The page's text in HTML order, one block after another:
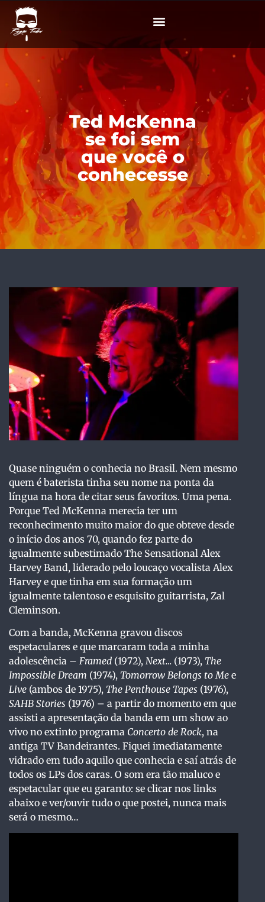
Ted McKenna
se foi sem
que você o
conhecesse
Quase ninguém o conhecia no Brasil. Nem mesmo
quem é baterista tinha seu nome na ponta da
língua na hora de citar seus favoritos. Uma pena.
Porque Ted McKenna merecia ter um
reconhecimento muito maior do que obteve desde
o início dos anos 70, quando fez parte do
igualmente subestimado The Sensational Alex
Harvey Band, liderado pelo loucaço vocalista Alex
Harvey e que tinha em sua formação um
igualmente talentoso e esquisito guitarrista, Zal
Cleminson.
Com a banda, McKenna gravou discos
espetaculares e que marcaram toda a minha
adolescência – Framed (1972), Next… (1973), The
Impossible Dream (1974), Tomorrow Belongs to Me e
Live (ambos de 1975), The Penthouse Tapes (1976),
SAHB Stories (1976) – a partir do momento em que
assisti a apresentação da banda em um show ao
vivo no extinto programa Concerto de Rock, na
antiga TV Bandeirantes. Fiquei imediatamente
vidrado em tudo aquilo que conhecia e saí atrás de
todos os LPs dos caras. O som era tão maluco e
espetacular que eu garanto: se clicar nos links
abaixo e ver/ouvir tudo o que postei, nunca mais
será o mesmo…